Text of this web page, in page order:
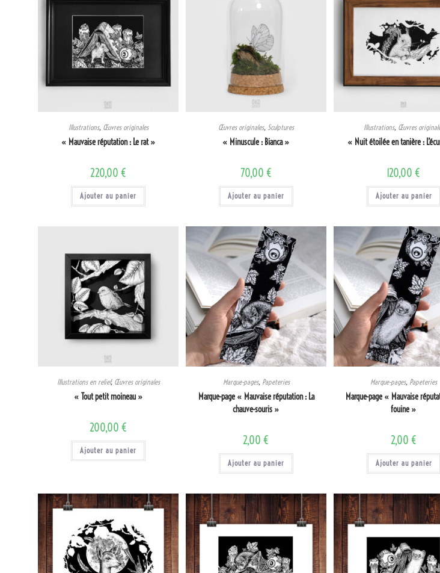
Illustrations, Œuvres originales
« Mauvaise réputation : Le rat »
220,00 €
Ajouter au panier
Œuvres originales, Sculptures
« Minuscule : Bianca »
70,00 €
Ajouter au panier
Illustrations, Œuvres
« Nuit étoilée en tanière :
120,00€
Ajouter au panier
Illustrations en relief, Œuvres originales
« Tout petit moineau »
200,00 €
Ajouter au panier
Marque-pages, Papeteries
Marque-page « Mauvaise réputation : La
chauve-souris »
2,00€
Ajouter au panier
Marque-pages, Papeteries
Marque-page « Mauvaise
fouine »
2,00 €
Ajouter au panier